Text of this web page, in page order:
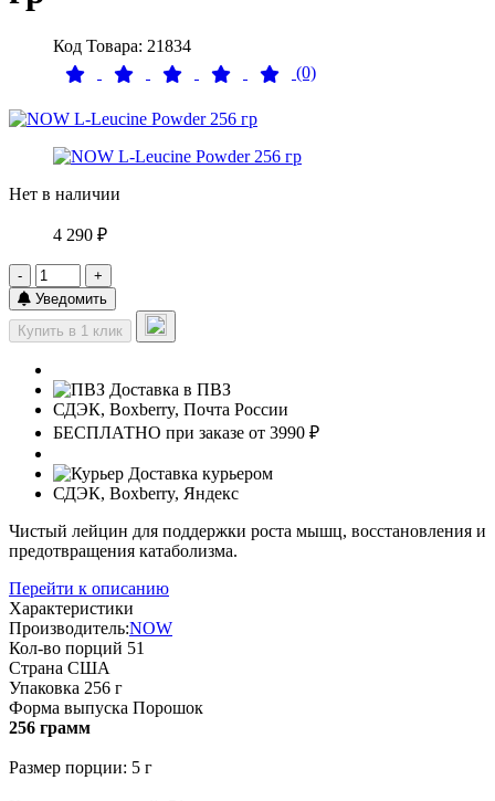
Код Товара: 21834
(0)
Нет в наличии
4 290 ₽
-
+
Уведомить
Купить в 1 клик
Доставка в ПВЗ
СДЭК, Boxberry, Почта России
БЕСПЛАТНО при заказе от 3990 ₽
Доставка курьером
СДЭК, Boxberry, Яндекс
Чистый лейцин для поддержки роста мышц, восстановления и
предотвращения катаболизма.
Перейти к описанию
Характеристики
Производитель:NOW
Кол-во порций 51
Страна США
Упаковка 256 г
Форма выпуска Порошок
256 грамм
Размер порции: 5 г